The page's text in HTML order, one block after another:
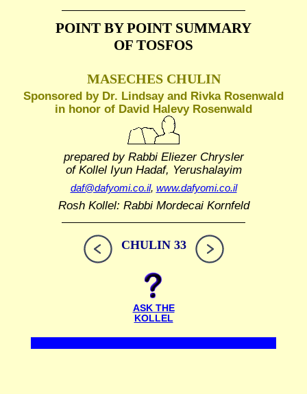
POINT BY POINT SUMMARY
OF TOSFOS
MASECHES CHULIN
Sponsored by Dr. Lindsay and Rivka Rosenwald
in honor of David Halevy Rosenwald
prepared by Rabbi Eliezer Chrysler
of Kollel Iyun Hadaf, Yerushalayim
daf@dafyomi.co.il, www.dafyomi.co.il
Rosh Kollel: Rabbi Mordecai Kornfeld
CHULIN 33
ASK THE
KOLLEL